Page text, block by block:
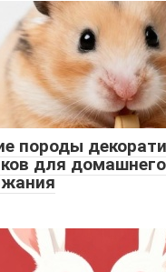
породы
для домашнего